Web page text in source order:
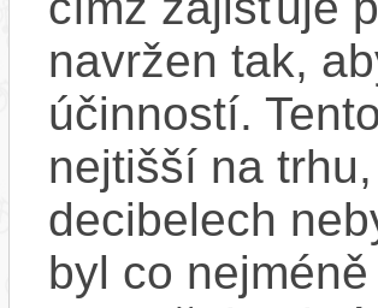
navržen tak,
účinností​.
nejtišší na
decibelech
byl co